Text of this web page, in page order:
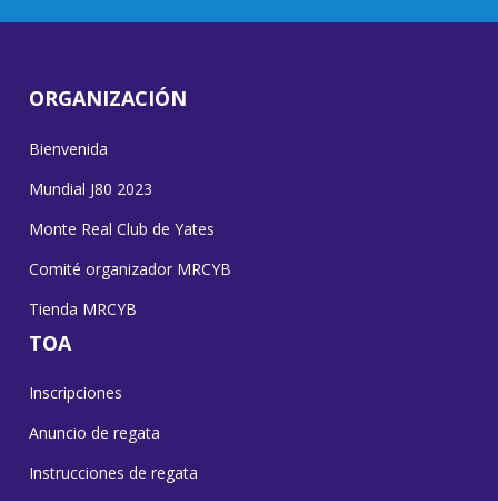
ORGANIZACIÓN
Bienvenida
Mundial J80 2023
Monte Real Club de Yates
Comité organizador MRCYB
Tienda MRCYB
TOA
Inscripciones
Anuncio de regata
Instrucciones de regata